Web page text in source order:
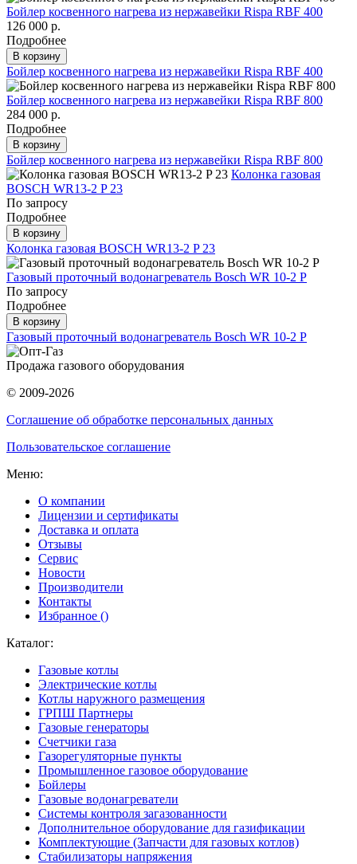
Бойлер косвенного нагрева из нержавейки Rispa RBF 400
126 000 р.
Подробнее
В корзину
Бойлер косвенного нагрева из нержавейки Rispa RBF 400
Бойлер косвенного нагрева из нержавейки Rispa RBF 800
284 000 р.
Подробнее
В корзину
Бойлер косвенного нагрева из нержавейки Rispa RBF 800
Колонка газовая
BOSCH WR13-2 P 23
По запросу
Подробнее
В корзину
Колонка газовая BOSCH WR13-2 P 23
Газовый проточный водонагреватель Bosch WR 10-2 P
По запросу
Подробнее
В корзину
Газовый проточный водонагреватель Bosch WR 10-2 P
Продажа газового оборудования
© 2009-2026
Соглашение об обработке персональных данных
Пользовательское соглашение
Меню:
О компании
Лицензии и сертификаты
Доставка и оплата
Отзывы
Сервис
Новости
Производители
Контакты
Избранное ()
Каталог:
Газовые котлы
Электрические котлы
Котлы наружного размещения
ГРПШ Партнеры
Газовые генераторы
Счетчики газа
Газорегуляторные пункты
Промышленное газовое оборудование
Бойлеры
Газовые водонагреватели
Системы контроля загазованности
Дополнительное оборудование для газификации
Комплектующие (Запчасти для газовых котлов)
Стабилизаторы напряжения